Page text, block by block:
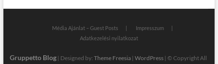
Média Ajánlat – Guest Posts
Impresszum
Adatkezelési nyilatkozat
Gruppetto Blog| Designed by: Theme Freesia| WordPress| © Copyright All